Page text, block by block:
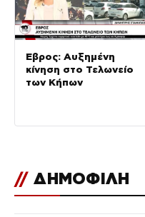
Έβρος: Αυξημένη
κίνηση στο Τελωνείο
των Κήπων
// ΔΗΜΟΦΙΛΗ